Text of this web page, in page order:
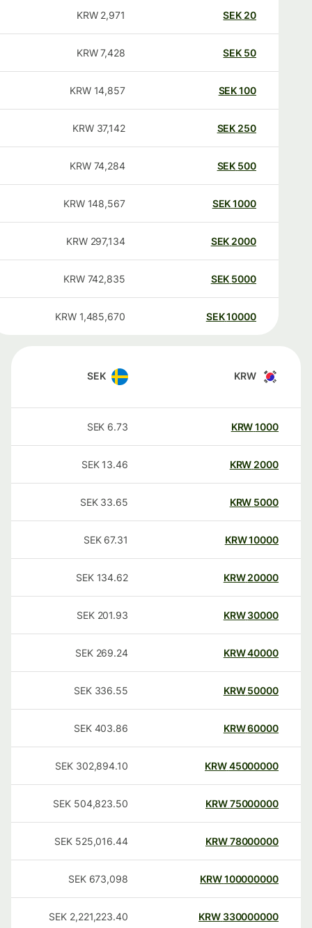
20
SEK
2,971
KRW
50
SEK
7,428
KRW
100
SEK
14,857
KRW
250
SEK
37,142
KRW
500
SEK
74,284
KRW
1000
SEK
148,567
KRW
2000
SEK
297,134
KRW
5000
SEK
742,835
KRW
10000
SEK
1,485,670
KRW
KRW
SEK
1000
KRW
6.73
SEK
2000
KRW
13.46
SEK
5000
KRW
33.65
SEK
10000
KRW
67.31
SEK
20000
KRW
134.62
SEK
30000
KRW
201.93
SEK
40000
KRW
269.24
SEK
50000
KRW
336.55
SEK
60000
KRW
403.86
SEK
45000000
KRW
302,894.10
SEK
75000000
KRW
504,823.50
SEK
78000000
KRW
525,016.44
SEK
100000000
KRW
673,098
SEK
330000000
KRW
2,221,223.40
SEK